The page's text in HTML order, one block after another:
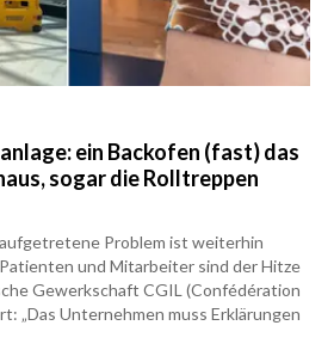
ein Backofen (fast) das
sogar die Rolltreppen
Problem ist weiterhin
und Mitarbeiter sind der Hitze
Gewerkschaft CGIL (Confédération
„Das Unternehmen muss Erklärungen